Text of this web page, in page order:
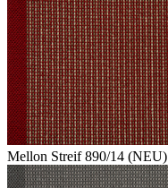
Mellon Streif 890/14 (NEU)